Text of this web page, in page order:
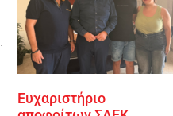
Ευχαριστήριο